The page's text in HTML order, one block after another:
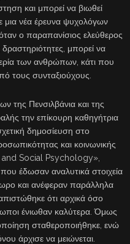
και μπορεί να βιωθεί
μια νέα έρευνα ψυχολόγων
ο παραπανίσιος ελεύθερος
δραστηριότητες, μπορεί να
των ανθρώπων, κάτι που
τους συνταξιούχους.
Πενσιλβάνια και της
την επίκουρη καθηγήτρια
δημοσίευση στο
και κοινωνικής
Social Psychology»,
έδωσαν αναλυτικά στοιχεία
και ανέφεραν παράλληλα
ότι αρχικά όσο
ένιωθαν καλύτερα. Όμως
σταθεροποιήθηκε, ενώ
άρχισε να μειώνεται.